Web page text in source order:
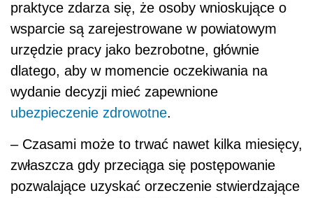
praktyce zdarza się, że osoby wnioskujące o
wsparcie są zarejestrowane w powiatowym
urzędzie pracy jako bezrobotne, głównie
dlatego, aby w momencie oczekiwania na
wydanie decyzji mieć zapewnione
ubezpieczenie zdrowotne.
– Czasami może to trwać nawet kilka miesięcy,
zwłaszcza gdy przeciąga się postępowanie
pozwalające uzyskać orzeczenie stwierdzające